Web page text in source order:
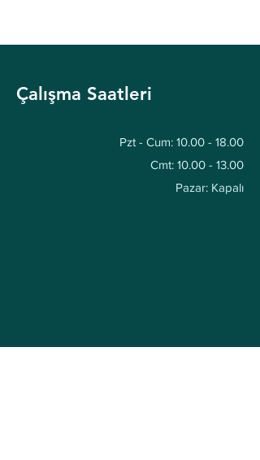
Çalışma Saatleri
Pzt - Cum: 10.00 - 18.00
Cmt: 10.00 - 13.00
Pazar: Kapalı